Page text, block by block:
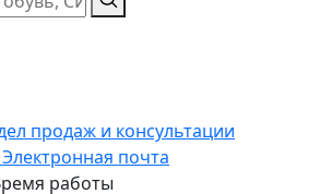
продаж и консультации
Электронная почта
работы